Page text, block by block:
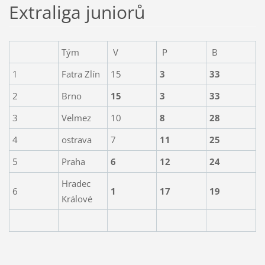
Extraliga juniorů
Tým V P
B
1
Fatra Zlín 15 3
33
2
Brno 15 3
33
3
Velmez 10 8
28
4
ostrava 7 11
25
5
Praha 6 12 24
6
Hradec
Králové
1 17 19